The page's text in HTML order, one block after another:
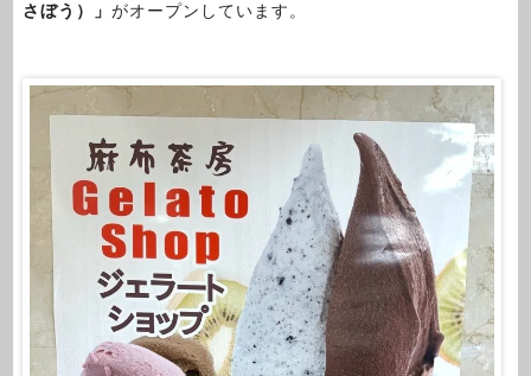
さぼう）」 がオープンしています。